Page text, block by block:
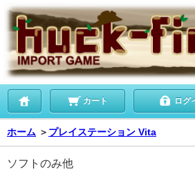
カート ログ
ホーム ＞ プレイステーション Vita
ソフトのみ他